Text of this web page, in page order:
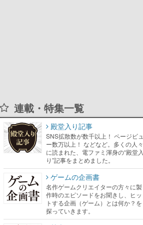
連載・特集一覧
殿堂入り記事
SNS拡散数が数千以上！ ページビュ
ー数万以上！ などなど。多くの人々
に読まれた、電ファミ渾身の“殿堂入
り”記事をまとめました。
ゲームの企画書
名作ゲームクリエイターの方々に製
作時のエピソードをお聞きし、ヒッ
トする企画（ゲーム）とは何か？を
探っていきます。